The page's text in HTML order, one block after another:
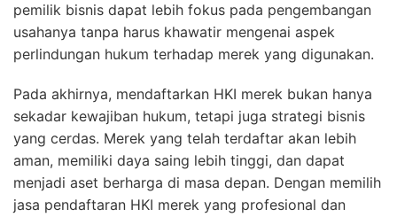
pemilik bisnis dapat lebih fokus pada pengembangan
usahanya tanpa harus khawatir mengenai aspek
perlindungan hukum terhadap merek yang digunakan.
Pada akhirnya, mendaftarkan HKI merek bukan hanya
sekadar kewajiban hukum, tetapi juga strategi bisnis
yang cerdas. Merek yang telah terdaftar akan lebih
aman, memiliki daya saing lebih tinggi, dan dapat
menjadi aset berharga di masa depan. Dengan memilih
jasa pendaftaran HKI merek yang profesional dan